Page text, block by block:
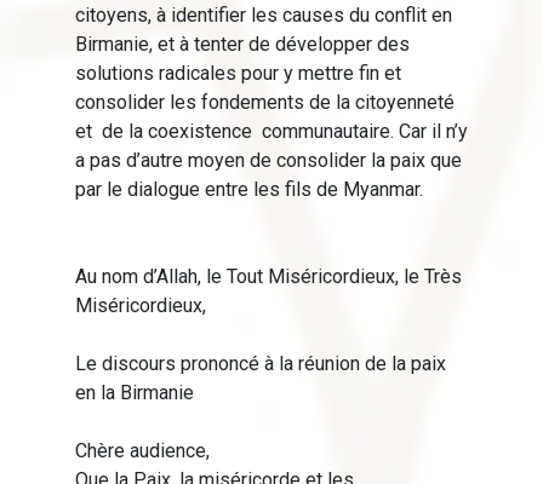
citoyens, à identifier les causes du conflit en
Birmanie, et à tenter de développer des
solutions radicales pour y mettre fin et
consolider les fondements de la citoyenneté
et de la coexistence communautaire. Car il n’y
a pas d’autre moyen de consolider la paix que
par le dialogue entre les fils de Myanmar.
Au nom d’Allah, le Tout Miséricordieux, le Très
Miséricordieux,
Le discours prononcé à la réunion de la paix
en la Birmanie
Chère audience,